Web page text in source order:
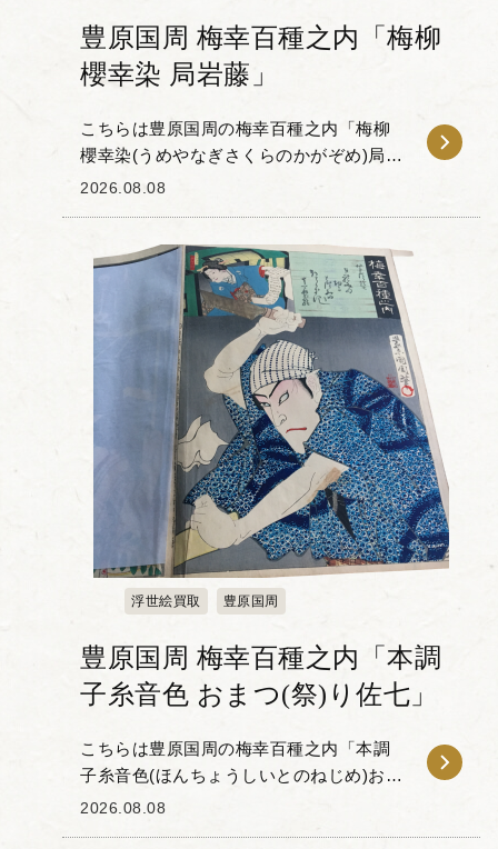
豊原国周 梅幸百種之内「梅柳
櫻幸染 局岩藤」
こちらは豊原国周の梅幸百種之内「梅柳
櫻幸染(うめやなぎさくらのかがぞめ)局岩
藤(つぼね・いわふじ)」です。 「梅幸百
2026.08.08
浮世絵買取 豊原国周
豊原国周 梅幸百種之内「本調
子糸音色 おまつ(祭)り佐七」
こちらは豊原国周の梅幸百種之内「本調
子糸音色(ほんちょうしいとのねじめ)おま
つ(祭)り佐七(さしち)」です。 「梅幸百
2026.08.08